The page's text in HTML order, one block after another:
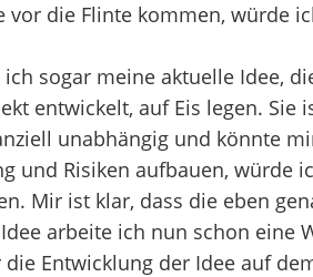
vor die Flinte kommen, würde
sogar meine aktuelle Idee,
entwickelt, auf Eis legen. Sie
unabhängig und könnte
und Risiken aufbauen, würde
Mir ist klar, dass die eben
arbeite ich nun schon eine
Entwicklung der Idee auf